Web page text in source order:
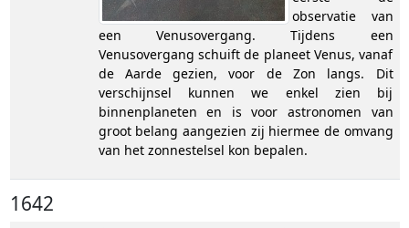
observatie van
een Venusovergang. Tijdens een
Venusovergang schuift de planeet Venus, vanaf
de Aarde gezien, voor de Zon langs. Dit
verschijnsel kunnen we enkel zien bij
binnenplaneten en is voor astronomen van
groot belang aangezien zij hiermee de omvang
van het zonnestelsel kon bepalen.
1642